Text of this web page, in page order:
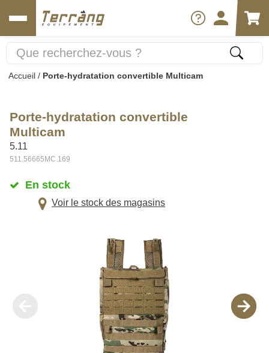
Accueil / Porte-hydratation convertible Multicam
Porte-hydratation convertible
Multicam
5.11
511.56665MC.169
En stock
Voir le stock des magasins